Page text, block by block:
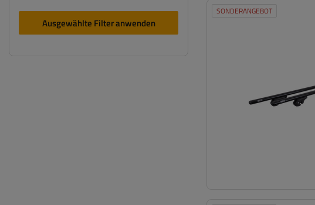
Ausgewählte Filter anwenden
SONDERANGEBOT